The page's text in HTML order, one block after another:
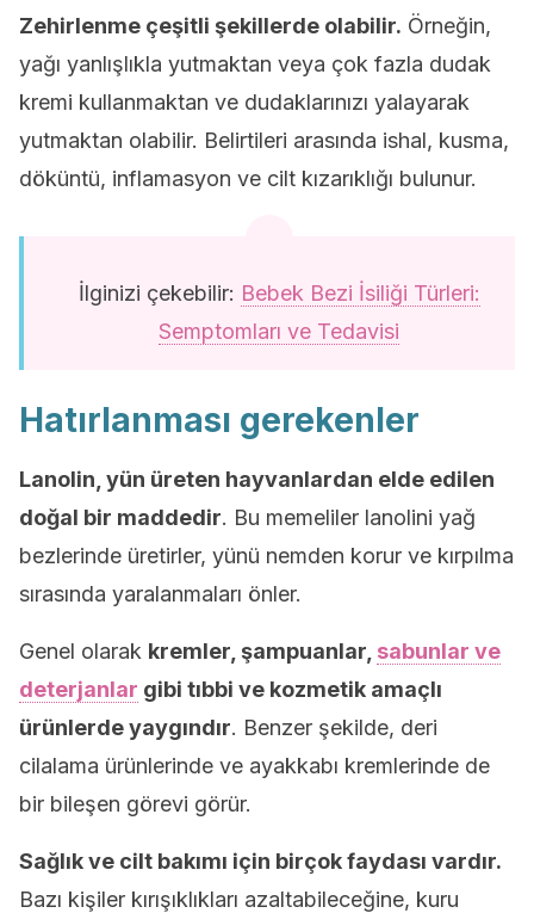
Zehirlenme çeşitli şekillerde olabilir. Örneğin,
yağı yanlışlıkla yutmaktan veya çok fazla dudak
kremi kullanmaktan ve dudaklarınızı yalayarak
yutmaktan olabilir. Belirtileri arasında ishal, kusma,
döküntü, inflamasyon ve cilt kızarıklığı bulunur.
İlginizi çekebilir: Bebek Bezi İsiliği Türleri:
Semptomları ve Tedavisi
Hatırlanması gerekenler
Lanolin, yün üreten hayvanlardan elde edilen
doğal bir maddedir. Bu memeliler lanolini yağ
bezlerinde üretirler, yünü nemden korur ve kırpılma
sırasında yaralanmaları önler.
Genel olarak kremler, şampuanlar, sabunlar ve
deterjanlar gibi tıbbi ve kozmetik amaçlı
ürünlerde yaygındır. Benzer şekilde, deri
cilalama ürünlerinde ve ayakkabı kremlerinde de
bir bileşen görevi görür.
Sağlık ve cilt bakımı için birçok faydası vardır.
Bazı kişiler kırışıklıkları azaltabileceğine, kuru